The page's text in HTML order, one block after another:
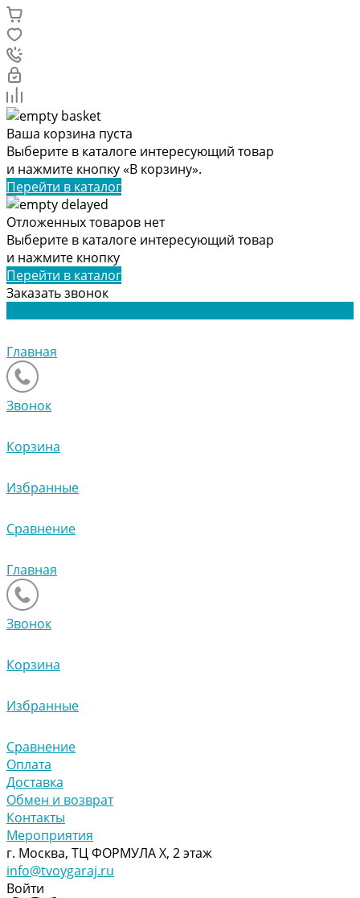
Ваша корзина пуста
Выберите в каталоге интересующий товар
и нажмите кнопку «В корзину».
Перейти в каталог
Отложенных товаров нет
Выберите в каталоге интересующий товар
и нажмите кнопку
Перейти в каталог
Заказать звонок
Главная
Звонок
Корзина
Избранные
Сравнение
Главная
Звонок
Корзина
Избранные
Сравнение
Оплата
Доставка
Обмен и возврат
Контакты
Мероприятия
г. Москва, ТЦ ФОРМУЛА Х, 2 этаж
info@tvoygaraj.ru
Войти